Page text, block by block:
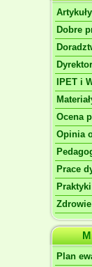
Artykuły
Dobre
IPET i
Ocena
Opinia
Prace
Zdrowie
Plan